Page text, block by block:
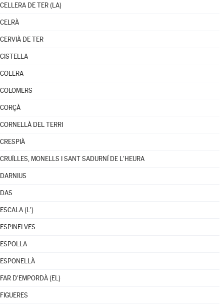
CELLERA DE TER (LA)
CELRÀ
CERVIÀ DE TER
CISTELLA
COLERA
COLOMERS
CORÇÀ
CORNELLÀ DEL TERRI
CRESPIÀ
CRUÏLLES, MONELLS I SANT SADURNÍ DE L'HEURA
DARNIUS
DAS
ESCALA (L')
ESPINELVES
ESPOLLA
ESPONELLÀ
FAR D'EMPORDÀ (EL)
FIGUERES